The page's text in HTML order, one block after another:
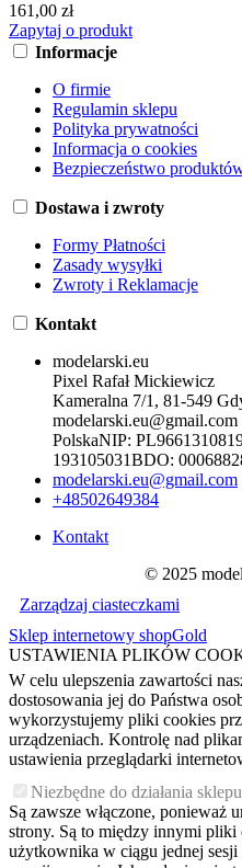
161,00 zł
Zapytaj o produkt
Informacje
O firmie
Regulamin sklepu
Polityka prywatności
Informacja o cookies
Bezpieczeństwo
Dostawa i zwroty
Formy Płatności
Zasady wysyłki
Zwroty i Reklamacje
Kontakt
modelarski.eu
Pixel Rafał Mickiewicz
Kameralna 7/1, 81-549
modelarski.eu@gmail.com
PolskaNIP:
193105031BDO:
modelarski.eu@gmail.com
+48502649384
Kontakt
© 2025
Zarządzaj ciasteczkami
Sklep internetowy shopGold
USTAWIENIA PLIKÓW
W celu ulepszenia zawartości
dostosowania jej do Państwa
wykorzystujemy pliki cookies
urządzeniach. Kontrolę nad
ustawienia przeglądarki
Niezbędne do działania
Są zawsze włączone, ponieważ
strony. Są to między innymi pliki
użytkownika w ciągu jednej